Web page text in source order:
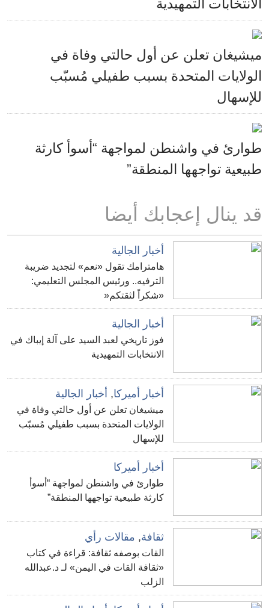
الانتخابات التمهيدية
ميشيغان تعلن عن أول حالتي وفاة في
الولايات المتحدة بسبب طفيلي مُسبّب
للإسهال
طوارئ في واشنطن لمواجهة “أسوأ كارثة
طبيعية تواجهها المنطقة”
قد ينال إعجابك أيضا
أخبار الجالية
هامترامك تقول «نعم» لتجديد ضريبة
الترفيه.. ورئيس المجلس التعليمي:
«شكراً لثقتكم«
أخبار الجالية
فوز تاريخي لعبد السيد على آلة إيباك في
الانتخابات التمهيدية
أخبار أميركا, أخبار الجالية
ميشيغان تعلن عن أول حالتي وفاة في
الولايات المتحدة بسبب طفيلي مُسبّب
للإسهال
أخبار أميركا
طوارئ في واشنطن لمواجهة “أسوأ
كارثة طبيعية تواجهها المنطقة”
ثقافة, مقالات رأي
القات بوصفه ثقافة: قراءة في كتاب
«ثقافة القات في اليمن» لـ د.عبدالله
الزلب